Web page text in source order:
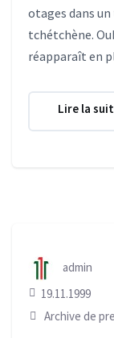
otages dans
tchétchène.
réapparaît en
Lire la
admin
19.11.1999
Archive de